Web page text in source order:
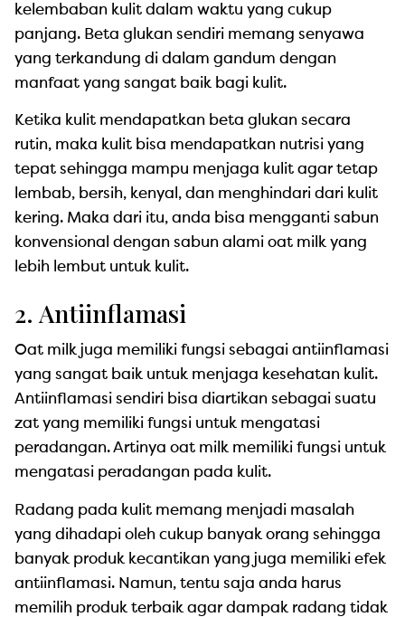
kelembaban kulit dalam waktu yang cukup
panjang. Beta glukan sendiri memang senyawa
yang terkandung di dalam gandum dengan
manfaat yang sangat baik bagi kulit.
Ketika kulit mendapatkan beta glukan secara
rutin, maka kulit bisa mendapatkan nutrisi yang
tepat sehingga mampu menjaga kulit agar tetap
lembab, bersih, kenyal, dan menghindari dari kulit
kering. Maka dari itu, anda bisa mengganti sabun
konvensional dengan sabun alami oat milk yang
lebih lembut untuk kulit.
2. Antiinflamasi
Oat milk juga memiliki fungsi sebagai antiinflamasi
yang sangat baik untuk menjaga kesehatan kulit.
Antiinflamasi sendiri bisa diartikan sebagai suatu
zat yang memiliki fungsi untuk mengatasi
peradangan. Artinya oat milk memiliki fungsi untuk
mengatasi peradangan pada kulit.
Radang pada kulit memang menjadi masalah
yang dihadapi oleh cukup banyak orang sehingga
banyak produk kecantikan yang juga memiliki efek
antiinflamasi. Namun, tentu saja anda harus
memilih produk terbaik agar dampak radang tidak